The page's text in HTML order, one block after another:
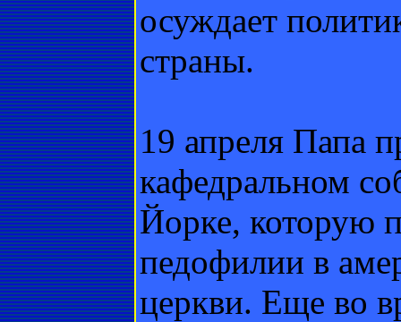
осуждает
страны.
19 апреля Папа
кафедральном
Йорке, которую
педофилии в
церкви. Еще во